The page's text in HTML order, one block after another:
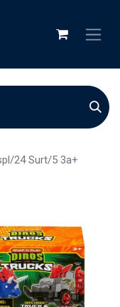
24 Surt/5 3a+